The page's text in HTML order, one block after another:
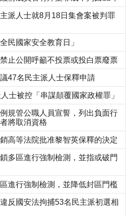
派人士就8月18日集會案被判罪
民國家安全教育日」
止公開呼籲不投票或投白票廢票
47名民主派人士保釋申請
士被控「串謀顛覆國家政權罪」
規管公職人員宣誓，列出負面行
將取消資格
高等法院批准黎智英保釋的決定
多區進行強制檢測，並指或破門
進行強制檢測，並降低封區門檻
反國安法拘捕53名民主派初選相